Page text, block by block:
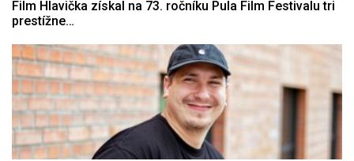
Film Hlavička získal na 73. ročníku Pula Film Festivalu tri
prestížne…